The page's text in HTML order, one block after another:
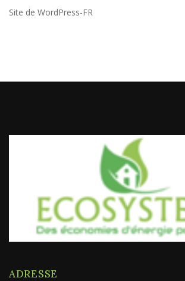
Site de WordPress-FR
ADRESSE